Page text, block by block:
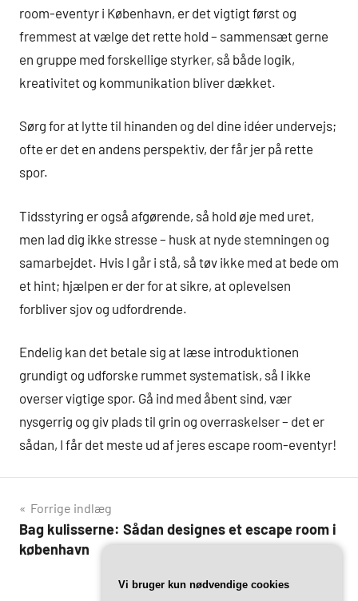
room-eventyr i København, er det vigtigt først og
fremmest at vælge det rette hold – sammensæt gerne
en gruppe med forskellige styrker, så både logik,
kreativitet og kommunikation bliver dækket.
Sørg for at lytte til hinanden og del dine idéer undervejs;
ofte er det en andens perspektiv, der får jer på rette
spor.
Tidsstyring er også afgørende, så hold øje med uret,
men lad dig ikke stresse – husk at nyde stemningen og
samarbejdet. Hvis I går i stå, så tøv ikke med at bede om
et hint; hjælpen er der for at sikre, at oplevelsen
forbliver sjov og udfordrende.
Endelig kan det betale sig at læse introduktionen
grundigt og udforske rummet systematisk, så I ikke
overser vigtige spor. Gå ind med åbent sind, vær
nysgerrig og giv plads til grin og overraskelser – det er
sådan, I får det meste ud af jeres escape room-eventyr!
Indlægsnavigation
Forrige indlæg
Bag kulisserne: Sådan designes et escape room i
københavn
Næste indlæg
Vi bruger kun nødvendige cookies